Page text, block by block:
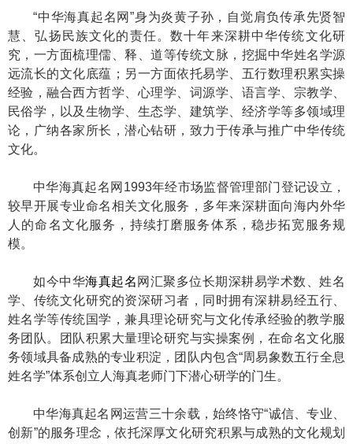
“中华海真起名网”身为炎黄子孙，自觉肩负传承先贤智
慧、弘扬民族文化的责任。数十年来深耕中华传统文化研
究，一方面梳理儒、释、道等传统文脉，挖掘中华姓名学源
远流长的文化底蕴；另一方面依托易学、五行数理积累实操
经验，融合西方哲学、心理学、词源学、语言学、宗教学、
民俗学，以及生物学、生态学、建筑学、经济学等多领域理
论，广纳各家所长，潜心钻研，致力于传承与推广中华传统
文化。
中华海真起名网1993年经市场监督管理部门登记设立，
较早开展专业命名相关文化服务，多年来深耕面向海内外华
人的命名文化服务，持续打磨服务体系，稳步拓宽服务规
模。
如今中华海真起名 网汇聚多位长期深耕易学术数、姓名
学、传统文化研究的资深研习者，同时拥有深耕易经五行、
姓名学等传统国学，兼具理论研究与文化传承经验的教学服
务团队。团队积累大量理论研究与实操案例，在命名文化服
务领域具备成熟的专业积淀，团队内包含“周易象数五行全息
姓名学”体系创立人海真老师门下潜心研学的门生。
中华海真起名网运营三十余载，始终恪守“诚信、专业、
创新”的服务理念，依托深厚文化研究积累与成熟的文化规划